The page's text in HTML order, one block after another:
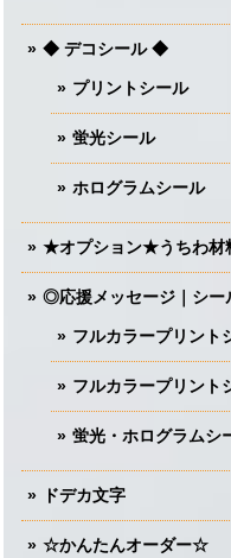
◆ デコシール ◆
プリントシール
蛍光シール
ホログラムシール
★オプション★うちわ
◎応援メッセージ｜シー
フルカラープリント
フルカラープリント
蛍光・ホログラムシ
ドデカ文字
☆かんたんオーダー☆